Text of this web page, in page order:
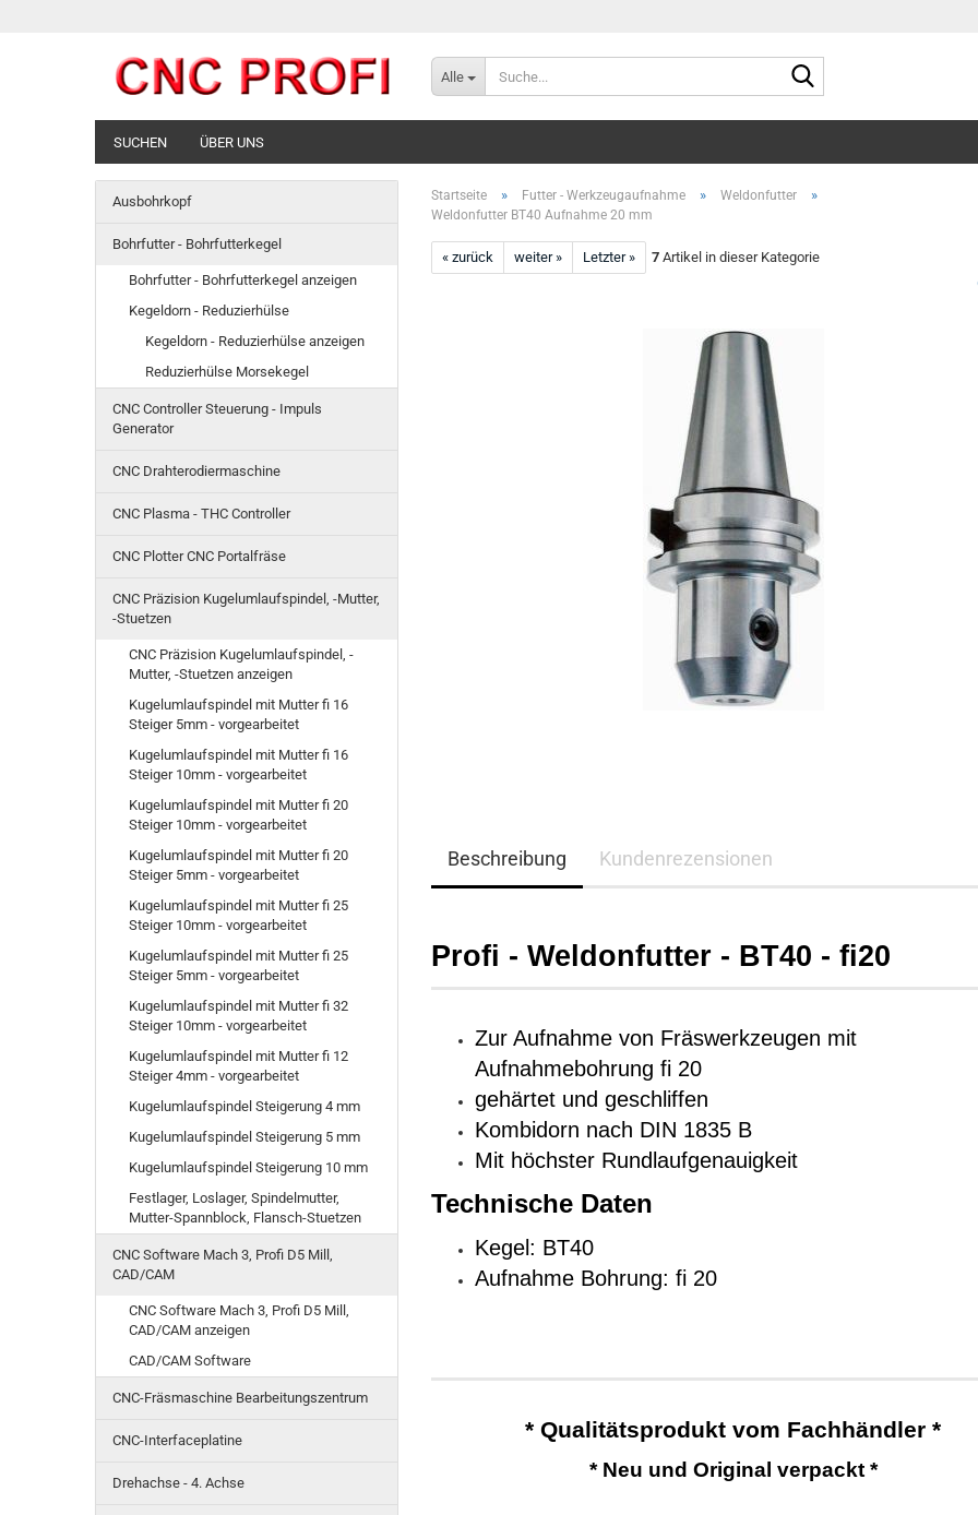
Alle
SUCHEN ÜBER UNS
Startseite » Futter - Werkzeugaufnahme » Weldonfutter »
Weldonfutter BT40 Aufnahme 20 mm
« zurück weiter » Letzter » 7Artikel in dieser Kategorie
Beschreibung Kundenrezensionen
Profi - Weldonfutter - BT40 - fi20
Zur Aufnahme von Fräswerkzeugen mit
Aufnahmebohrung fi 20
gehärtet und geschliffen
Kombidorn nach DIN 1835 B
Mit höchster Rundlaufgenauigkeit
Technische Daten
Kegel: BT40
Aufnahme Bohrung: fi 20
* Qualitätsprodukt vom Fachhändler *
* Neu und Original verpackt *
Ausbohrkopf
Bohrfutter - Bohrfutterkegel
Bohrfutter - Bohrfutterkegel anzeigen
Kegeldorn - Reduzierhülse
Kegeldorn - Reduzierhülse anzeigen
Reduzierhülse Morsekegel
CNC Controller Steuerung - Impuls
Generator
CNC Drahterodiermaschine
CNC Plasma - THC Controller
CNC Plotter CNC Portalfräse
CNC Präzision Kugelumlaufspindel, -Mutter,
-Stuetzen
CNC Präzision Kugelumlaufspindel, -
Mutter, -Stuetzen anzeigen
Kugelumlaufspindel mit Mutter fi 16
Steiger 5mm - vorgearbeitet
Kugelumlaufspindel mit Mutter fi 16
Steiger 10mm - vorgearbeitet
Kugelumlaufspindel mit Mutter fi 20
Steiger 10mm - vorgearbeitet
Kugelumlaufspindel mit Mutter fi 20
Steiger 5mm - vorgearbeitet
Kugelumlaufspindel mit Mutter fi 25
Steiger 10mm - vorgearbeitet
Kugelumlaufspindel mit Mutter fi 25
Steiger 5mm - vorgearbeitet
Kugelumlaufspindel mit Mutter fi 32
Steiger 10mm - vorgearbeitet
Kugelumlaufspindel mit Mutter fi 12
Steiger 4mm - vorgearbeitet
Kugelumlaufspindel Steigerung 4 mm
Kugelumlaufspindel Steigerung 5 mm
Kugelumlaufspindel Steigerung 10 mm
Festlager, Loslager, Spindelmutter,
Mutter-Spannblock, Flansch-Stuetzen
CNC Software Mach 3, Profi D5 Mill,
CAD/CAM
CNC Software Mach 3, Profi D5 Mill,
CAD/CAM anzeigen
CAD/CAM Software
CNC-Fräsmaschine Bearbeitungszentrum
CNC-Interfaceplatine
Drehachse - 4. Achse